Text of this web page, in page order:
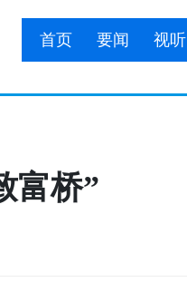
首页 要闻 视听
富桥”